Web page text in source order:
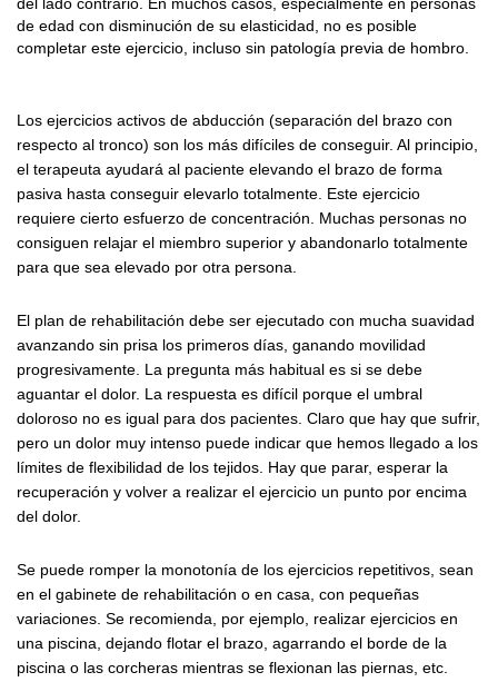
de edad con disminución de su elasticidad, no es posible
completar este ejercicio, incluso sin patología previa de hombro.
Los ejercicios activos de abducción (separación del brazo con
respecto al tronco) son los más difíciles de conseguir. Al principio,
el terapeuta ayudará al paciente elevando el brazo de forma
pasiva hasta conseguir elevarlo totalmente. Este ejercicio
requiere cierto esfuerzo de concentración. Muchas personas no
consiguen relajar el miembro superior y abandonarlo totalmente
para que sea elevado por otra persona.
El plan de rehabilitación debe ser ejecutado con mucha suavidad
avanzando sin prisa los primeros días, ganando movilidad
progresivamente. La pregunta más habitual es si se debe
aguantar el dolor. La respuesta es difícil porque el umbral
doloroso no es igual para dos pacientes. Claro que hay que sufrir,
pero un dolor muy intenso puede indicar que hemos llegado a los
límites de flexibilidad de los tejidos. Hay que parar, esperar la
recuperación y volver a realizar el ejercicio un punto por encima
del dolor.
Se puede romper la monotonía de los ejercicios repetitivos, sean
en el gabinete de rehabilitación o en casa, con pequeñas
variaciones. Se recomienda, por ejemplo, realizar ejercicios en
una piscina, dejando flotar el brazo, agarrando el borde de la
piscina o las corcheras mientras se flexionan las piernas, etc.